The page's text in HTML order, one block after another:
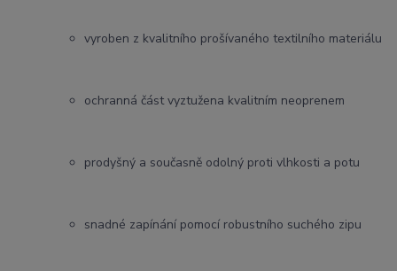
vyroben z kvalitního prošívaného textilního materiálu
ochranná část vyztužena kvalitním neoprenem
prodyšný a současně odolný proti vlhkosti a potu
snadné zapínání pomocí robustního suchého zipu